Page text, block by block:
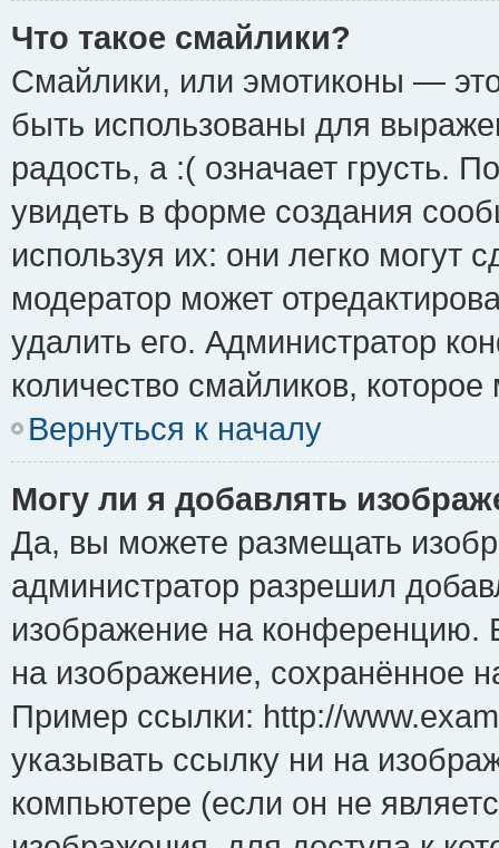
Что такое смайлики?
Смайлики, или эмотиконы —
быть использованы для
радость, а :( означает грусть.
увидеть в форме создания
используя их: они легко могут
модератор может
удалить его. Администратор
количество смайликов,
Вернуться к началу
Могу ли я добавлять
Да, вы можете размещать
администратор разрешил
изображение на конференцию.
на изображение, сохранённое
Пример ссылки: http://
указывать ссылку ни на
компьютере (если он не